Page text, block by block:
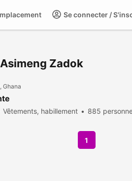
Se connecter /
Zadok
Ghana
Vêtements, habillement 885
1